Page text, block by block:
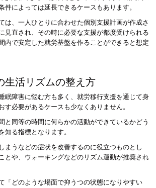
件によっては延長できるケースもあります。
は、一人ひとりに合わせた個別支援計画が作成さ
見直され、その時に必要な支援が都度受けられる
内で安定した就労基盤を作ることができると想定
生活リズムの整え方
眠障害に悩む方も多く、就労移行支援を通じて身
す必要があるケースも少なくありません。
と同等の時間に何らかの活動ができているかどう
知る指標となります。
まうなどの症状を改善するのに役立つものとし
とや、ウォーキングなどのリズム運動が推奨され
「どのような場面で抑うつの状態になりやすい